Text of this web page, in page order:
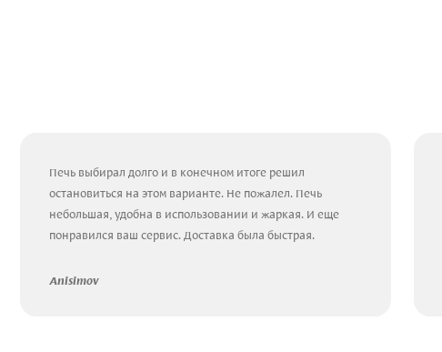
Печь выбирал долго и в конечном итоге решил
остановиться на этом варианте. Не пожалел. Печь
небольшая, удобна в использовании и жаркая. И еще
понравился ваш сервис. Доставка была быстрая.
Anisimov